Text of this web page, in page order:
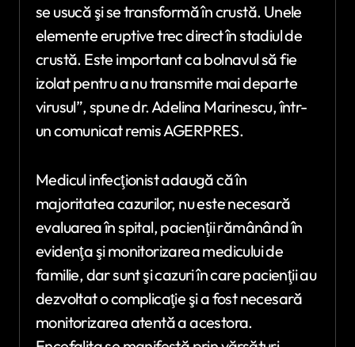
se usucă şi se transformă în crustă. Unele
elemente eruptive trec direct în stadiul de
crustă. Este important ca bolnavul să fie
izolat pentru a nu transmite mai departe
virusul”, spune dr. Adelina Marinescu, într-
un comunicat remis AGERPRES.
Medicul infecţionist adaugă că în
majoritatea cazurilor, nu este necesară
evaluarea în spital, pacienţii rămânând în
evidenţa şi monitorizarea medicului de
familie, dar sunt şi cazuri în care pacienţii au
dezvoltat o complicaţie şi a fost necesară
monitorizarea atentă a acestora.